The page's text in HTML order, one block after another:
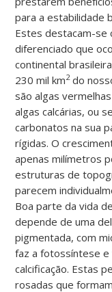
para a estabilidade
Estes destacam-se
diferenciado que
continental
230 mil km2do
são algas
algas calcárias, ou
carbonatos na sua
rígidas. O
apenas milímetros
estruturas de
parecem
Boa parte da vida
depende de uma
pigmentada, com
faz a fotossíntese e
calcificação. Estas
rosadas que